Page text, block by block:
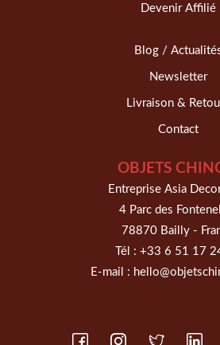
Devenir Affilié
Blog /
Newsletter
Livraison &
Contact
OBJETS
Entreprise Asia
4 Parc des
78870 Bailly -
Tél : +33 6 51 17
E-mail :